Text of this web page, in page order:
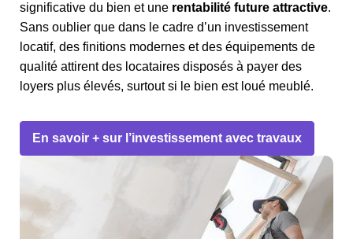
significative du bien et une rentabilité future attractive.
Sans oublier que dans le cadre d’un investissement
locatif, des finitions modernes et des équipements de
qualité attirent des locataires disposés à payer des
loyers plus élevés, surtout si le bien est loué meublé.
En savoir + sur l’investissement avec travaux